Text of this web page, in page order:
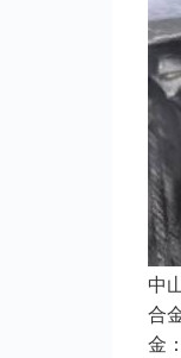
中
合
金